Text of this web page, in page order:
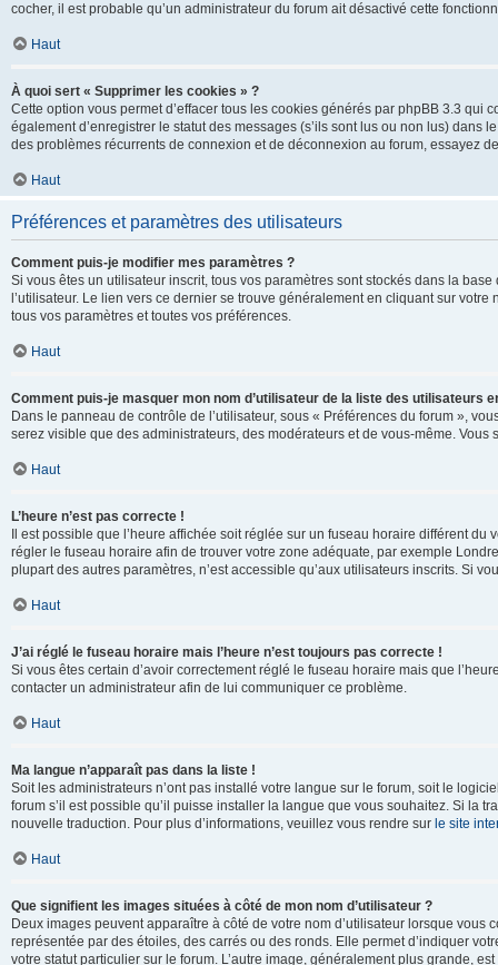
cocher, il est probable qu’un administrateur du forum ait désactivé cette
Haut
À quoi sert « Supprimer les cookies » ?
Cette option vous permet d’effacer tous les cookies générés par phpBB 3.3
également d’enregistrer le statut des messages (s’ils sont lus ou non lus)
des problèmes récurrents de connexion et de déconnexion au forum, essayez
Haut
Préférences et paramètres des utilisateurs
Comment puis-je modifier mes paramètres ?
Si vous êtes un utilisateur inscrit, tous vos paramètres sont stockés dans la
l’utilisateur. Le lien vers ce dernier se trouve généralement en cliquant sur
tous vos paramètres et toutes vos préférences.
Haut
Comment puis-je masquer mon nom d’utilisateur de la liste des utilisateurs
Dans le panneau de contrôle de l’utilisateur, sous « Préférences du forum »,
serez visible que des administrateurs, des modérateurs et de vous-même.
Haut
L’heure n’est pas correcte !
Il est possible que l’heure affichée soit réglée sur un fuseau horaire différent
régler le fuseau horaire afin de trouver votre zone adéquate, par exemple
plupart des autres paramètres, n’est accessible qu’aux utilisateurs inscrits. Si
Haut
J’ai réglé le fuseau horaire mais l’heure n’est toujours pas correcte !
Si vous êtes certain d’avoir correctement réglé le fuseau horaire mais que
contacter un administrateur afin de lui communiquer ce problème.
Haut
Ma langue n’apparaît pas dans la liste !
Soit les administrateurs n’ont pas installé votre langue sur le forum, soit le
forum s’il est possible qu’il puisse installer la langue que vous souhaitez. Si la
nouvelle traduction. Pour plus d’informations, veuillez vous rendre sur le site
Haut
Que signifient les images situées à côté de mon nom d’utilisateur ?
Deux images peuvent apparaître à côté de votre nom d’utilisateur lorsque
représentée par des étoiles, des carrés ou des ronds. Elle permet d’indiquer
votre statut particulier sur le forum. L’autre image, généralement plus grande,